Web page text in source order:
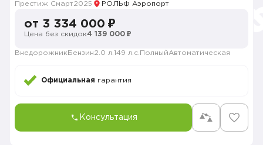
Престиж Смарт2025 РОЛЬФ Аэропорт
от 3 334 000 ₽
Цена без скидок4 139 000 ₽
Внедорожник Бензин2.0 л. 149 л.с. ПолныйАвтоматическая
Официальная гарантия
Консультация